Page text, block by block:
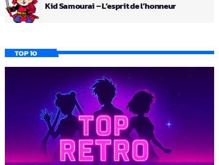
Kid Samourai – L’esprit de l’honneur
TOP 10